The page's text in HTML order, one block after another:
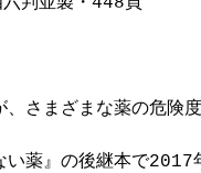
さまざまな薬の危険
薬』の後継本で2017